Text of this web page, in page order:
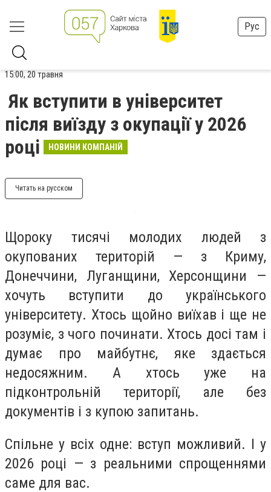
Рус
15:00, 20 травня
Як вступити в університет
після виїзду з окупації у 2026
році
НОВИНИ КОМПАНІЙ
Читать на русском
Щороку тисячі молодих людей з
окупованих територій — з Криму,
Донеччини, Луганщини, Херсонщини —
хочуть вступити до українського
університету. Хтось щойно виїхав і ще не
розуміє, з чого починати. Хтось досі там і
думає про майбутнє, яке здається
недосяжним. А хтось уже на
підконтрольній території, але без
документів і з купою запитань.
Спільне у всіх одне: вступ можливий. І у
2026 році — з реальними спрощеннями
саме для вас.